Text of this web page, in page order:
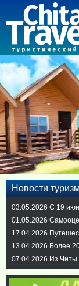
Новости
03.05.2026 С 19
01.05.2026
17.04.2026
13.04.2026 Более
07.04.2026 Из Читы